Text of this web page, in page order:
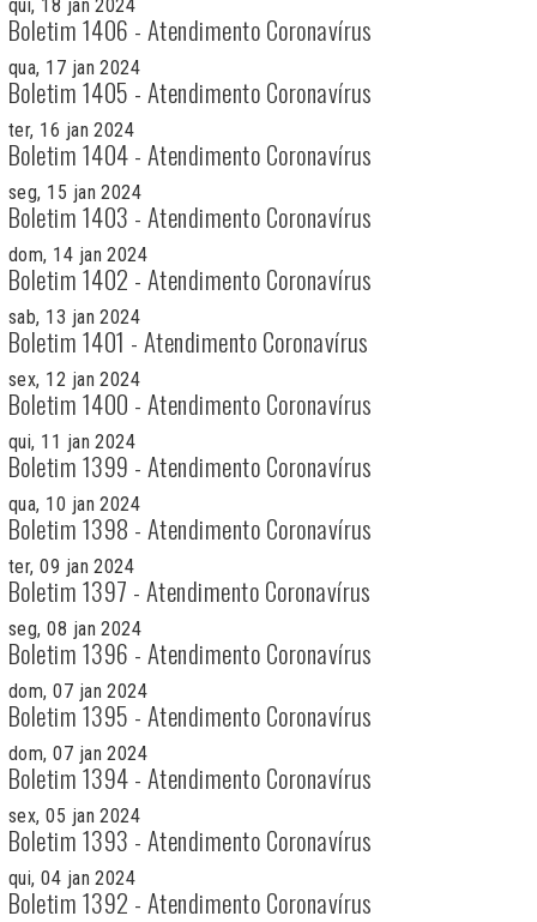
qui, 18 jan 2024
Boletim 1406 - Atendimento Coronavírus
qua, 17 jan 2024
Boletim 1405 - Atendimento Coronavírus
ter, 16 jan 2024
Boletim 1404 - Atendimento Coronavírus
seg, 15 jan 2024
Boletim 1403 - Atendimento Coronavírus
dom, 14 jan 2024
Boletim 1402 - Atendimento Coronavírus
sab, 13 jan 2024
Boletim 1401 - Atendimento Coronavírus
sex, 12 jan 2024
Boletim 1400 - Atendimento Coronavírus
qui, 11 jan 2024
Boletim 1399 - Atendimento Coronavírus
qua, 10 jan 2024
Boletim 1398 - Atendimento Coronavírus
ter, 09 jan 2024
Boletim 1397 - Atendimento Coronavírus
seg, 08 jan 2024
Boletim 1396 - Atendimento Coronavírus
dom, 07 jan 2024
Boletim 1395 - Atendimento Coronavírus
dom, 07 jan 2024
Boletim 1394 - Atendimento Coronavírus
sex, 05 jan 2024
Boletim 1393 - Atendimento Coronavírus
qui, 04 jan 2024
Boletim 1392 - Atendimento Coronavírus